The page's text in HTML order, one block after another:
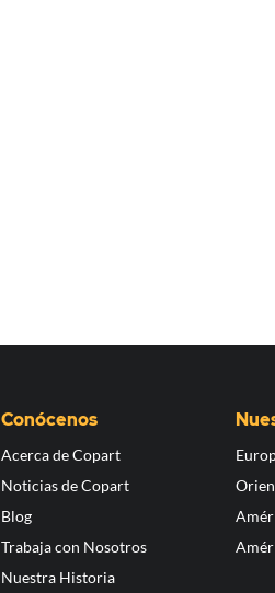
Conócenos
Acerca de Copart
Noticias de Copart
Blog
Trabaja con Nosotros
Nuestra Historia